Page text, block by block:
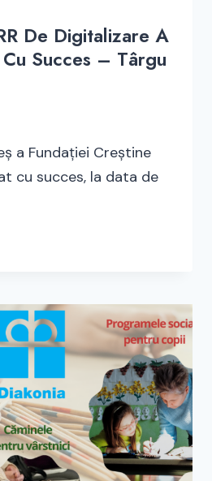
De Digitalizare A
Succes – Târgu
a Fundației Creștine
cu succes, la data de